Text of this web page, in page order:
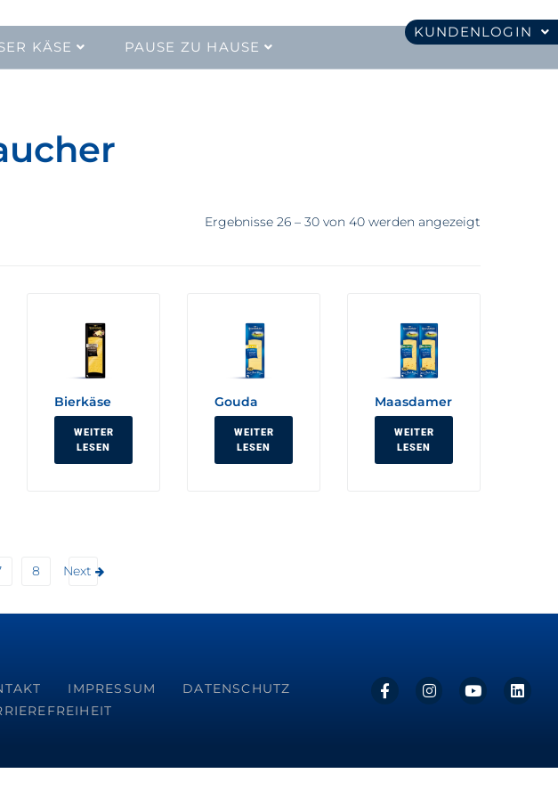
KUNDENLOGIN
KÄSE PAUSE ZU HAUSE
Ergebnisse 26 – 30 von 40 werden angezeigt
Bierkäse
WEITER
LESEN
Gouda
WEITER
LESEN
Maasdamer
WEITER
LESEN
8 Next
IMPRESSUM
DATENSCHUTZ